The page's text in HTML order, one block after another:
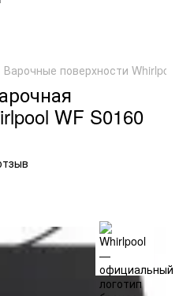
Варочные поверхности Whirlpool
WF S0160